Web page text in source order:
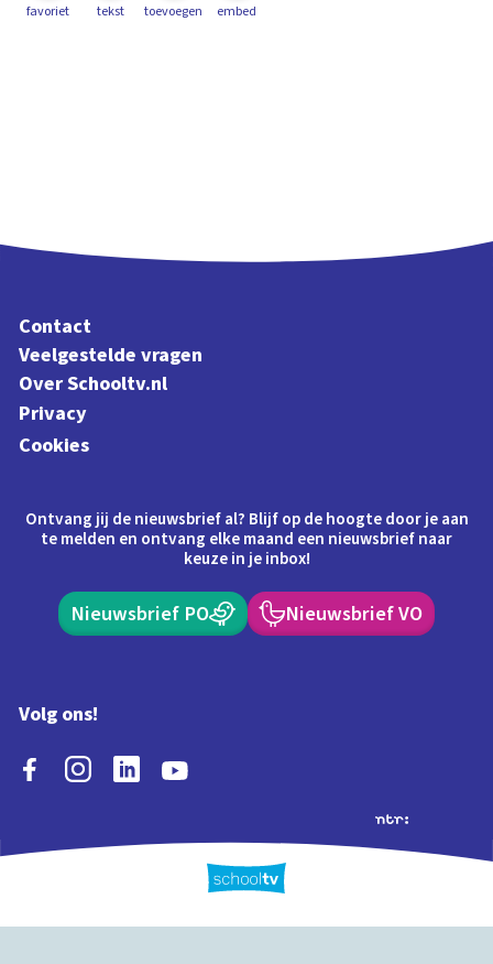
favoriet tekst toevoegen embed
Contact
Veelgestelde vragen
Over Schooltv.nl
Privacy
Cookies
Ontvang jij de nieuwsbrief al? Blijf op de hoogte door je aan
te melden en ontvang elke maand een nieuwsbrief naar
keuze in je inbox!
Nieuwsbrief PO Nieuwsbrief VO
Volg ons!